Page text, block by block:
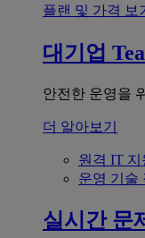
플랜 및 가격 보
대기업
안전한 운영을
더 알아보기
원격 IT 지
운영 기술
실시간 문